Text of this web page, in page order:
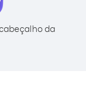
da